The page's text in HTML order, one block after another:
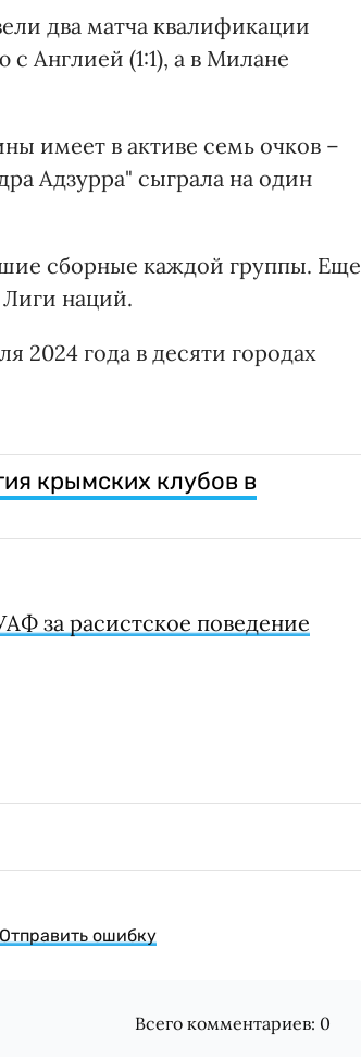
два матча квалификации
Англией (1:1), а в Милане
имеет в активе семь очков –
Адзурра" сыграла на один
сборные каждой группы. Еще
Лиги наций.
2024 года в десяти городах
крымских клубов в
за расистское поведение
Отправить ошибку
Всего комментариев: 0